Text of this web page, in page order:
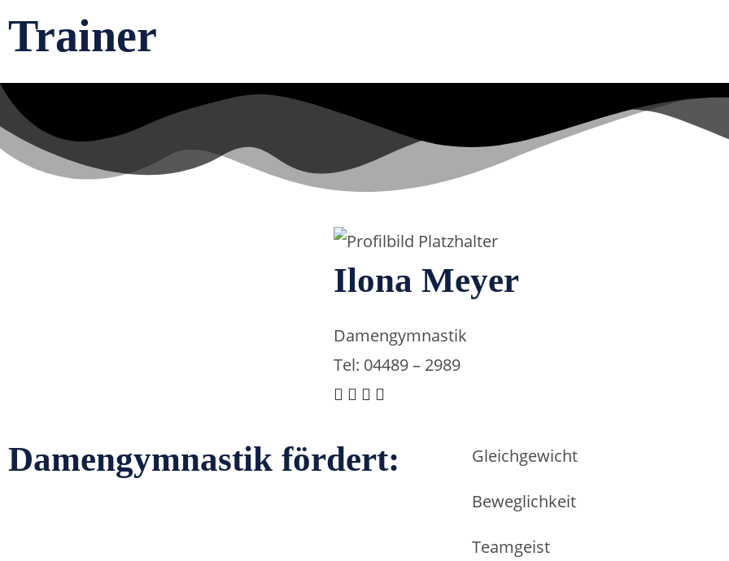
Trainer
Ilona Meyer
Damengymnastik
Tel: 04489 – 2989
Damengymnastik fördert: Gleichgewicht
Beweglichkeit
Teamgeist